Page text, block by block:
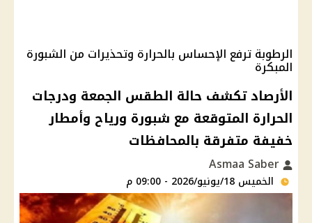
الرطوبة ترفع الإحساس بالحرارة وتحذيرات من الشبورة
المبكرة
الأرصاد تكشف حالة الطقس الجمعة ودرجات
الحرارة المتوقعة مع شبورة ورياح وأمطار
خفيفة متفرقة بالمحافظات
الخميس 18/يونيو/2026 - 09:00 م